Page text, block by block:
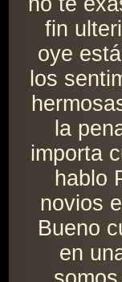
fin
oye
los
la
importa
hablo
novios
Bueno
en